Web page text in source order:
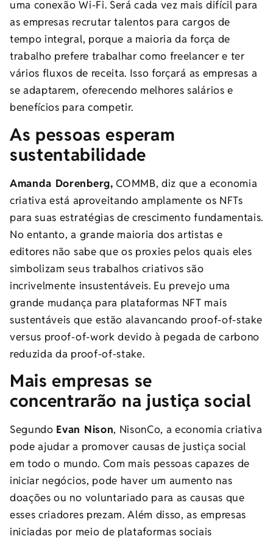
uma conexão Wi-Fi. Será cada vez mais difícil para
as empresas recrutar talentos para cargos de
tempo integral, porque a maioria da força de
trabalho prefere trabalhar como freelancer e ter
vários fluxos de receita. Isso forçará as empresas a
se adaptarem, oferecendo melhores salários e
benefícios para competir.
As pessoas esperam
sustentabilidade
Amanda Dorenberg, COMMB, diz que a economia
criativa está aproveitando amplamente os NFTs
para suas estratégias de crescimento fundamentais.
No entanto, a grande maioria dos artistas e
editores não sabe que os proxies pelos quais eles
simbolizam seus trabalhos criativos são
incrivelmente insustentáveis. Eu prevejo uma
grande mudança para plataformas NFT mais
sustentáveis ​​que estão alavancando proof-of-stake
versus proof-of-work devido à pegada de carbono
reduzida da proof-of-stake.
Mais empresas se
concentrarão na justiça social
Segundo Evan Nison, NisonCo, aeconomia criativa
pode ajudar a promover causas de justiça social
em todo o mundo. Com mais pessoas capazes de
iniciar negócios, pode haver um aumento nas
doações ou no voluntariado para as causas que
esses criadores prezam. Além disso, as empresas
iniciadas por meio de plataformas sociais